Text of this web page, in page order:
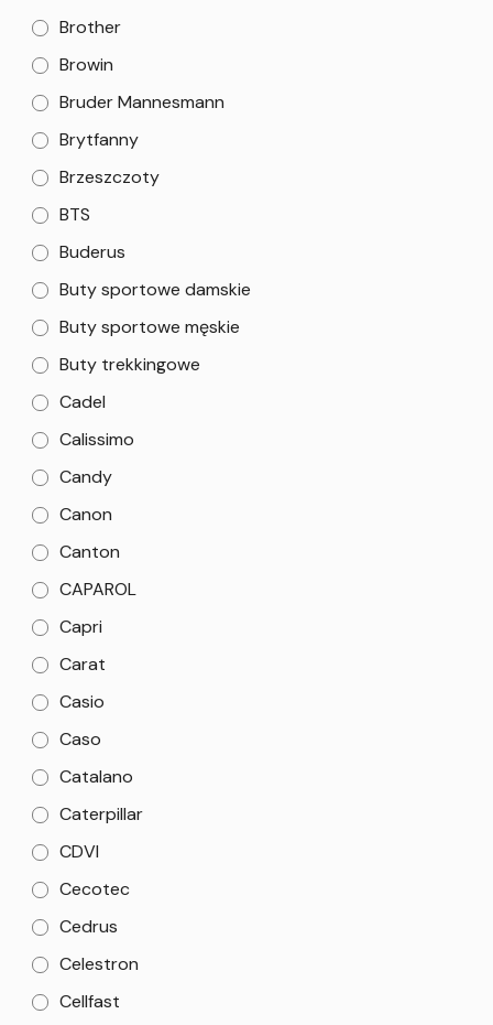
Brother
Browin
Bruder Mannesmann
Brytfanny
Brzeszczoty
BTS
Buderus
Buty sportowe damskie
Buty sportowe męskie
Buty trekkingowe
Cadel
Calissimo
Candy
Canon
Canton
CAPAROL
Capri
Carat
Casio
Caso
Catalano
Caterpillar
CDVI
Cecotec
Cedrus
Celestron
Cellfast